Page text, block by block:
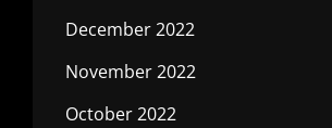
December 2022
November 2022
October 2022